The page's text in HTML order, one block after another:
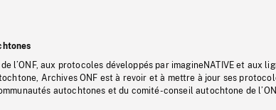
l’ONF, aux protocoles développés par imagineNATIVE et aux
Archives ONF est à revoir et à mettre à jour ses
autochtones et du comité-conseil autochtone de